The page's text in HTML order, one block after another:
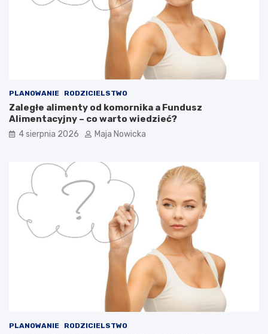
PLANOWANIE RODZICIELSTWO
Zaległe alimenty od komornika a Fundusz
Alimentacyjny – co warto wiedzieć?
4 sierpnia 2026 Maja Nowicka
PLANOWANIE RODZICIELSTWO